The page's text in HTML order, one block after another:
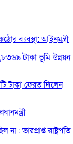
ব্যবস্থা: আইনমন্ত্রী
টাকা ভূমি উন্নয়ন
টাকা ফেরত দিলেন
: ভারপ্রাপ্ত রাষ্ট্রপতি